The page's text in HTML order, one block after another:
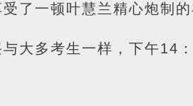
了一顿叶慧兰精心炮制
大多考生一样，下午14